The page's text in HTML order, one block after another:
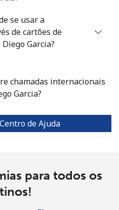
se usar a
de cartões de
Garcia?
chamadas internacionais
Garcia?
de Ajuda
para todos os